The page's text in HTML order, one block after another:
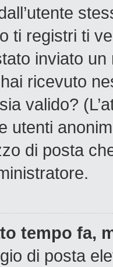
ti registri ti
inviato
ricevuto
valido?
utenti
di posta
tempo fa,
di posta